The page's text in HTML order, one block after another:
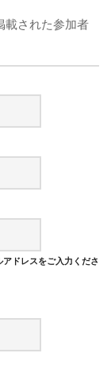
載された参加者
ドレスをご入力くださ